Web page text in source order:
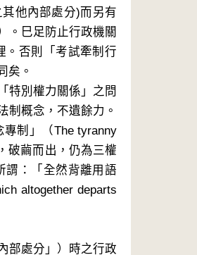
他內部處分)而另有
。巳足防止行政機關
。否則「考試牽制行
矣。
特別權力關係」之問
制概念，不遺餘力。
制」（The tyranny
破繭而出，仍為三權
謂：「全然背離用語
altogether departs
部處分」）時之行政